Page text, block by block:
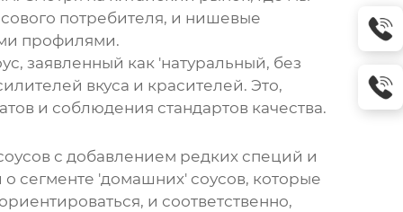
потребителя, и нишевые
профилями.
заявленный как 'натуральный, без
вкуса и красителей. Это,
и соблюдения стандартов качества.
с добавлением редких специй и
о сегменте 'домашних' соусов, которые
и соответственно,